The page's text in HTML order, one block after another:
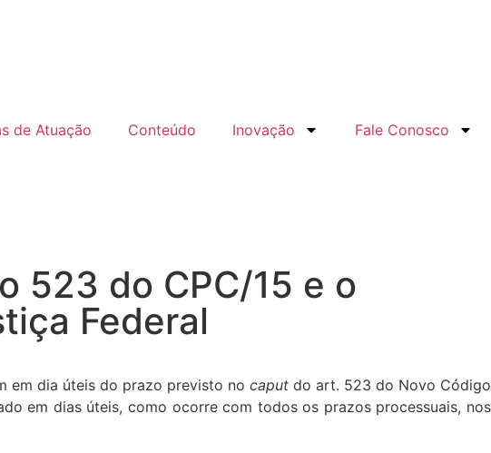
de Atuação Conteúdo Inovação Fale Conosco
523 do CPC/15 e o
Federal
em dia úteis do prazo previsto no caput do art. 523 do Novo Código
em dias úteis, como ocorre com todos os prazos processuais, nos